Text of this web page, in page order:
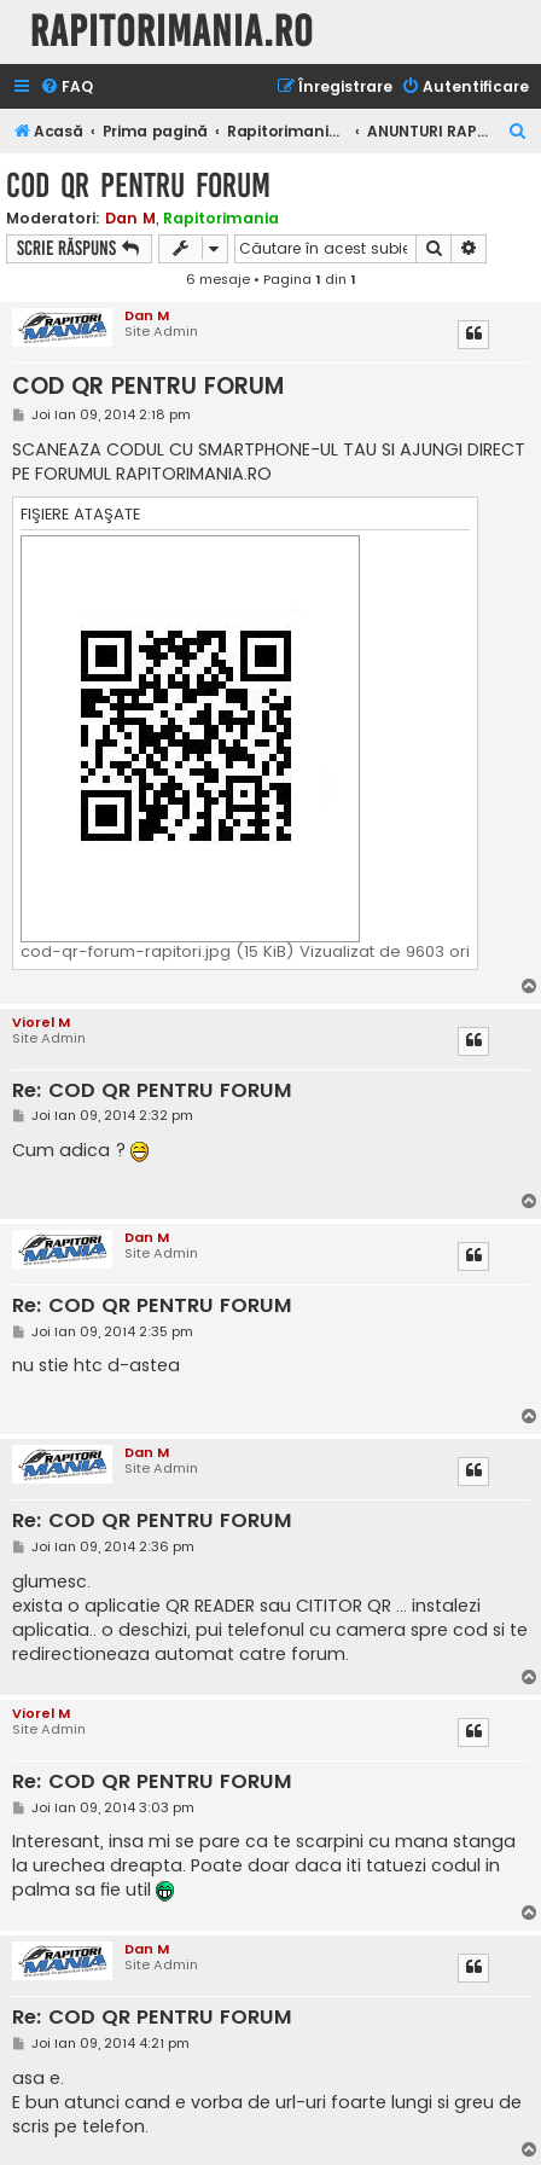
Rapitorimania.ro
FAQ Autentificare
Înregistrare
Acasă Prima pagină Rapitorimania.ro ANUNTURI RAPITORIMANIA.RO
COD QR PENTRU FORUM
Moderatori: Dan M, Rapitorimania
Scrie răspuns Căutare
6 mesaje • Pagina 1 din 1
Dan M
Site Admin
COD QR PENTRU FORUM
M
s
a
j
Joi Ian 09, 2014 2:18 pm
SCANEAZA CODUL CU SMARTPHONE-UL TAU SI AJUNGI DIRECT
PE FORUMUL RAPITORIMANIA.RO
FIŞIERE ATAŞATE
cod-qr-forum-rapitori.jpg (15 KiB) Vizualizat de 9603 ori
Viorel M
Site Admin
Re: COD QR PENTRU FORUM
M
s
a
Joi Ian 09, 2014 2:32 pm
Cum adica ?
Dan M
Site Admin
Re: COD QR PENTRU FORUM
M
s
a
Joi Ian 09, 2014 2:35 pm
nu stie htc d-astea
Dan M
Site Admin
Re: COD QR PENTRU FORUM
M
s
a
j
Joi Ian 09, 2014 2:36 pm
glumesc.
exista o aplicatie QR READER sau CITITOR QR ... instalezi
aplicatia.. o deschizi, pui telefonul cu camera spre cod si te
redirectioneaza automat catre forum.
Viorel M
Site Admin
Re: COD QR PENTRU FORUM
M
s
a
j
Joi Ian 09, 2014 3:03 pm
Interesant, insa mi se pare ca te scarpini cu mana stanga
la urechea dreapta. Poate doar daca iti tatuezi codul in
palma sa fie util
Dan M
Site Admin
Re: COD QR PENTRU FORUM
M
s
a
j
Joi Ian 09, 2014 4:21 pm
asa e.
E bun atunci cand e vorba de url-uri foarte lungi si greu de
scris pe telefon.